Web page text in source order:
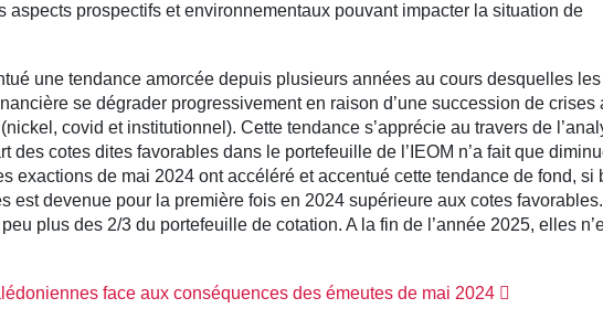
aspects prospectifs et environnementaux pouvant impacter la situation de
une tendance amorcée depuis plusieurs années au cours desquelles les
se dégrader progressivement en raison d’une succession de crises
covid et institutionnel). Cette tendance s’apprécie au travers de
des cotes dites favorables dans le portefeuille de l’IEOM n’a fait que
exactions de mai 2024 ont accéléré et accentué cette tendance de fond, si
est devenue pour la première fois en 2024 supérieure aux cotes
plus des 2/3 du portefeuille de cotation. A la fin de l’année 2025, elles
face aux conséquences des émeutes de mai 2024